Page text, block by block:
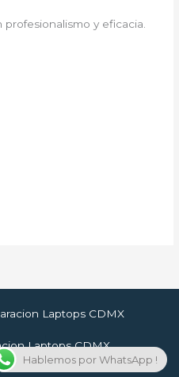
y eficacia.
Laptops CDMX
Laptops CDMX
Hablemos por WhatsApp !